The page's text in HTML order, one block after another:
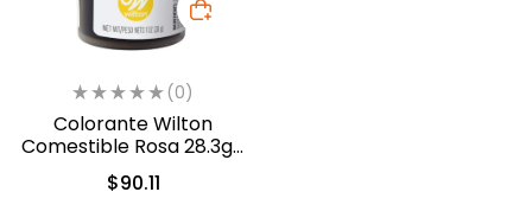
(0)
Colorante Wilton
Comestible Rosa 28.3gr.
(610-401)
$90.11